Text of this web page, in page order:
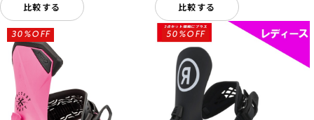
比較する 比較する
30%OFF 50%OFF